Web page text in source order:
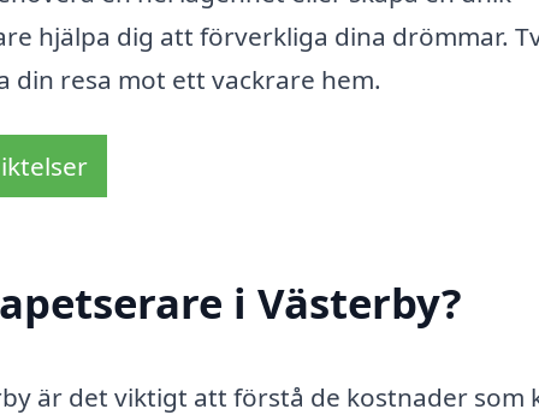
hjälpa dig att förverkliga dina drömmar.
resa mot ett vackrare hem.
i Västerby?
är det viktigt att förstå de kostnader som